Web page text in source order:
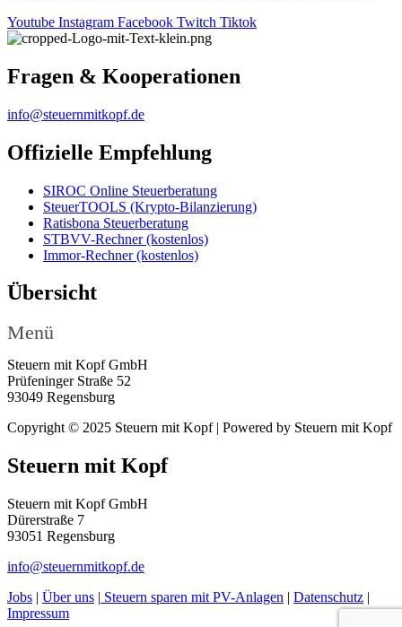
Youtube Instagram Facebook Twitch Tiktok
Fragen & Kooperationen
info@steuernmitkopf.de
Offizielle Empfehlung
SIROC Online Steuerberatung
SteuerTOOLS (Krypto-Bilanzierung)
Ratisbona Steuerberatung
STBVV-Rechner (kostenlos)
Immor-Rechner (kostenlos)
Übersicht
Menü
Steuern mit Kopf GmbH
Prüfeninger Straße 52
93049 Regensburg
Copyright © 2025 Steuern mit Kopf | Powered by Steuern mit Kopf
Steuern mit Kopf
Steuern mit Kopf GmbH
Dürerstraße 7
93051 Regensburg
info@steuernmitkopf.de
Jobs | Über uns | Steuern sparen mit PV-Anlagen | Datenschutz |
Impressum